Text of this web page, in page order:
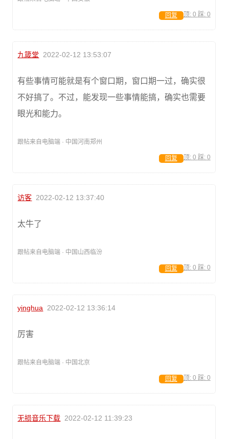
顶: 0 踩: 0
回复
九箴堂 2022-02-12 13:53:07
有些事情可能就是有个窗口期，窗口期一过，确实很
不好搞了。不过，能发现一些事情能搞，确实也需要
眼光和能力。
跟帖来自电脑端 · 中国河南郑州
顶: 0 踩: 0
回复
访客 2022-02-12 13:37:40
太牛了
跟帖来自电脑端 · 中国山西临汾
顶: 0 踩: 0
回复
yinghua 2022-02-12 13:36:14
厉害
跟帖来自电脑端 · 中国北京
顶: 0 踩: 0
回复
无损音乐下载 2022-02-12 11:39:23